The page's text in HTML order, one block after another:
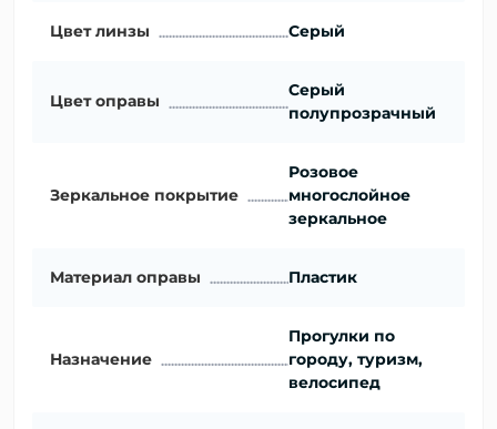
Цвет линзы Серый
Цвет оправы
Серый
полупрозрачный
Зеркальное покрытие
Розовое
многослойное
зеркальное
Материал оправы Пластик
Назначение
Прогулки по
городу, туризм,
велосипед